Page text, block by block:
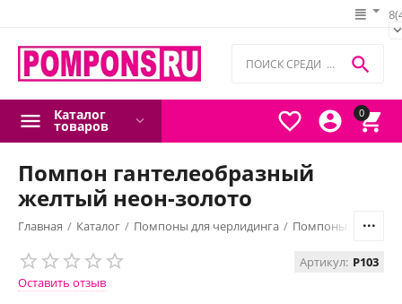
0




Каталог
товаров
Помпон гантелеобразный
желтый неон-золото
Главная / Каталог / Помпоны для черлидинга / Помпоны
Оставить отзыв
Артикул: P103